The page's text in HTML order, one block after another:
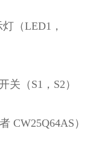
（LED1，
关（S1，S2）
CW25Q64AS）